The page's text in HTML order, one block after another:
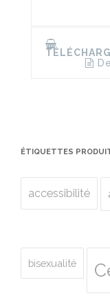
ÉTIQUETTES
accessibilité
bisexualité